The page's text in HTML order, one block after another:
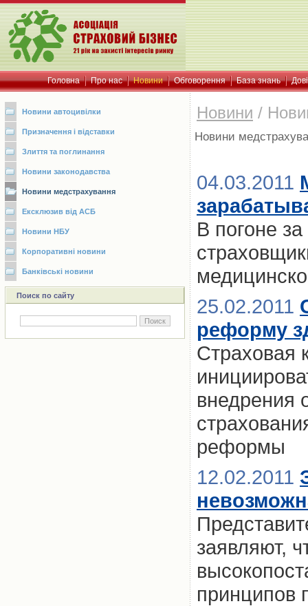
Головна Про нас Новини Обговорення База знань
Новини автоцивілки
Призначення і відставки
Злиття та поглинання
Новини законодавства
Новини медстрахування
Ексклюзив від АСБ
Новини НБУ
Корпоративні новини
Банківські новини
Поиск по сайту
Новини /
Новини
04.03.2011
В погоне
25.02.2011
реформу
Страховая
внедрения
реформы
12.02.2011
заявляют,
принципов